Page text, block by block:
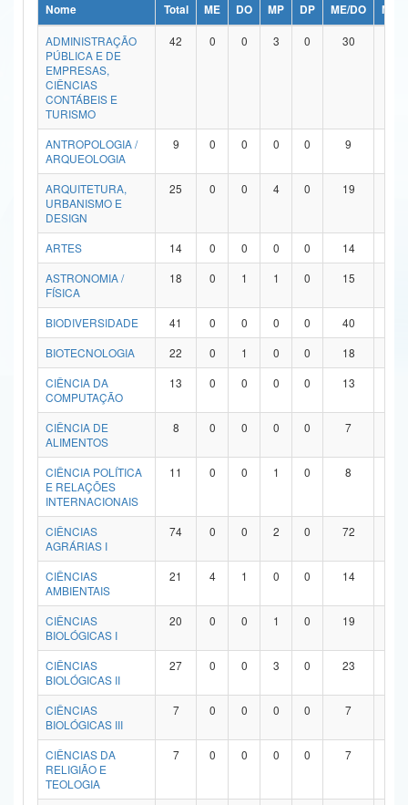
Ministério da Ciência, Tecnologia, Inovações e Comunicações
Ministério do Meio Ambiente
Ministério do Turismo
Ministério do Desenvolvimento Regional
Controladoria-Geral da União
Ministério da Mulher, da Família e dos Direitos Humanos
Secretaria de Governo
Advocacia-Geral da União
Banco Central do Brasil
Nome Total ME DO MP DP ME/DO
MP/
ADMINISTRAÇÃO
PÚBLICA E DE
EMPRESAS,
CIÊNCIAS
CONTÁBEIS E
TURISMO
42 0 0 3 0 30
ANTROPOLOGIA /
ARQUEOLOGIA
9 0 0 0 0 9
ARQUITETURA,
URBANISMO E
DESIGN
25 0 0 4 0 19
ARTES 14 0 0 0 0 14
ASTRONOMIA /
FÍSICA
18 0 1 1 0 15
BIODIVERSIDADE 41 0 0 0 0 40
BIOTECNOLOGIA
22 0 1 0 0 18
CIÊNCIA DA
COMPUTAÇÃO
13 0 0 0 0 13
CIÊNCIA DE
ALIMENTOS
8 0 0 0 0 7
CIÊNCIA POLÍTICA
E RELAÇÕES
INTERNACIONAIS
11 0 0 1 0 8
CIÊNCIAS
AGRÁRIAS I
74 0 0 2 0 72
CIÊNCIAS
AMBIENTAIS
21 4 1 0 0 14
CIÊNCIAS
BIOLÓGICAS I
20 0 0 1 0 19
CIÊNCIAS
BIOLÓGICAS II
27 0 0 3 0 23
CIÊNCIAS
BIOLÓGICAS III
7 0 0 0 0 7
CIÊNCIAS DA
RELIGIÃO E
TEOLOGIA
7 0 0 0 0 7